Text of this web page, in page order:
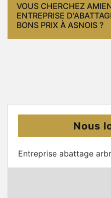
VOUS CHERCHEZ
ENTREPRISE
BONS PRIX À ASNOIS ?
Nous
Entreprise abattage